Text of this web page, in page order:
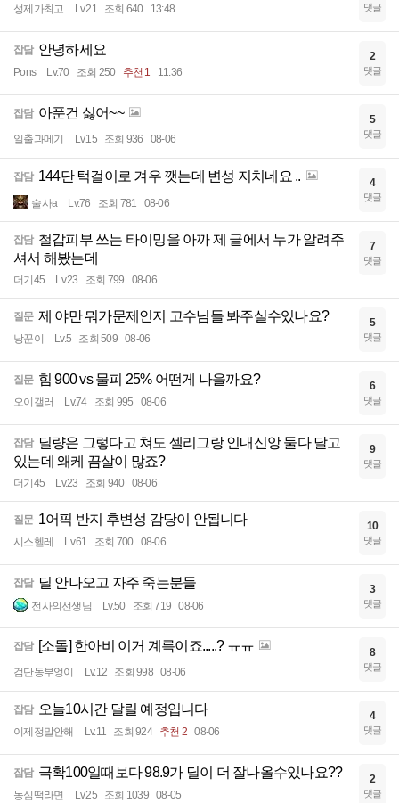
성제가최고 Lv.21 조회 640 13:48 댓글
잡담 안녕하세요
Pons Lv.70 조회 250 추천 1 11:36
2
댓글
잡담 아푼건 싫어~~
일출과메기 Lv.15 조회 936 08-06
5
댓글
잡담 144단 턱걸이로 겨우 깻는데 변성 지치네요 ..
술사a Lv.76 조회 781 08-06
4
댓글
잡담 철갑피부 쓰는 타이밍을 아까 제 글에서 누가 알려주
셔서 해봤는데
더기45 Lv.23 조회 799 08-06
7
댓글
질문 제 야만 뭐가문제인지 고수님들 봐주실수있나요?
낭꾼이 Lv.5 조회 509 08-06
5
댓글
질문 힘 900 vs 물피 25% 어떤게 나을까요?
오이갤러 Lv.74 조회 995 08-06
6
댓글
잡담 딜량은 그렇다고 쳐도 셀리그랑 인내신앙 둘다 달고
있는데 왜케 끔살이 많죠?
더기45 Lv.23 조회 940 08-06
9
댓글
질문 1어픽 반지 후변성 감당이 안됩니다
시스헬레 Lv.61 조회 700 08-06
10
댓글
잡담 딜 안나오고 자주 죽는분들
전사의선생님 Lv.50 조회 719 08-06
3
댓글
잡담 [소돌] 한아비 이거 계륵이죠.....? ㅠㅠ
검단동부엉이 Lv.12 조회 998 08-06
8
댓글
잡담 오늘10시간 달릴 예정입니다
이제정말안해 Lv.11 조회 924 추천 2 08-06
4
댓글
잡담 극확100일때보다 98.9가 딜이 더 잘나올수있나요??
농심떡라면 Lv.25 조회 1039 08-05
2
댓글